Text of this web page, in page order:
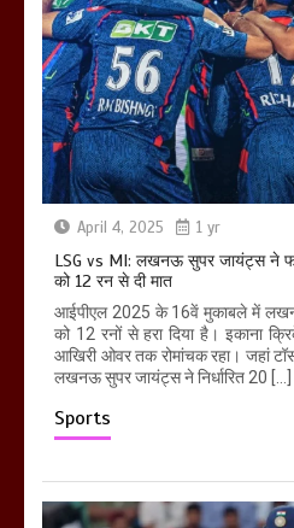
April 4, 2025 1 yr
LSG vs MI: लखनऊ सुपर जायंट्स ने
को 12 रन से दी मात
आईपीएल 2025 के 16वें मुकाबले में
को 12 रनों से हरा दिया है। इकाना
आखिरी ओवर तक रोमांचक रहा। जहां
लखनऊ सुपर जायंट्स ने निर्धारित 20 […]
Sports